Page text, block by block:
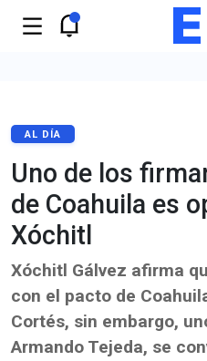
AL DÍA
Uno de los
de Coahuila es
Xóchitl
Xóchitl Gálvez afirma
con el pacto de
Cortés, sin embargo,
Armando Tejeda, se